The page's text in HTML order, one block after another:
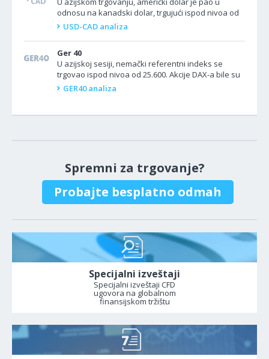
odnosu na kanadski dolar, trgujući ispod nivoa od
1.4200. USD/CAD se snažno povukao u azijskoj
USD-CAD analiza
Ger 40
U azijskoj sesiji, nemački referentni indeks se
trgovao ispod nivoa od 25.600. Akcije DAX-a bile su
u padu nakon zatvaranja u utorak, jer su gubici u...
GER40 analiza
Spremni za trgovanje?
Probajte besplatno odmah
Specijalni izveštaji
Specijalni izveštaji CFD
ugovora na globalnom
finansijskom tržištu